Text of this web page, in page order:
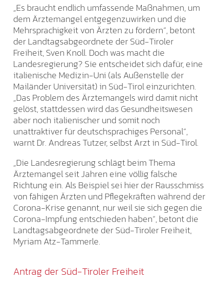
„Es braucht endlich umfassende Maßnahmen, um
dem Ärztemangel entgegenzuwirken und die
Mehrsprachigkeit von Ärzten zu fördern“, betont
der Landtagsabgeordnete der Süd-Tiroler
Freiheit, Sven Knoll. Doch was macht die
Landesregierung? Sie entscheidet sich dafür, eine
italienische Medizin-Uni (als Außenstelle der
Mailänder Universität) in Süd-Tirol einzurichten.
„Das Problem des Ärztemangels wird damit nicht
gelöst, stattdessen wird das Gesundheitswesen
aber noch italienischer und somit noch
unattraktiver für deutschsprachiges Personal“,
warnt Dr. Andreas Tutzer, selbst Arzt in Süd-Tirol.
„Die Landesregierung schlägt beim Thema
Ärztemangel seit Jahren eine völlig falsche
Richtung ein. Als Beispiel sei hier der Rausschmiss
von fähigen Ärzten und Pflegekräften während der
Corona-Krise genannt, nur weil sie sich gegen die
Corona-Impfung entschieden haben“, betont die
Landtagsabgeordnete der Süd-Tiroler Freiheit,
Myriam Atz-Tammerle.
Antrag der Süd-Tiroler Freiheit